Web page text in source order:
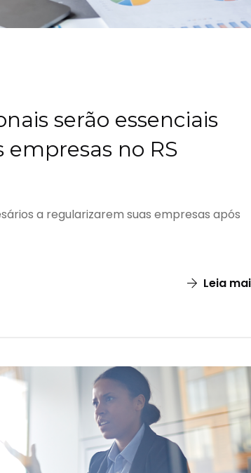
serão essenciais
no RS
a regularizarem suas empresas após
Leia